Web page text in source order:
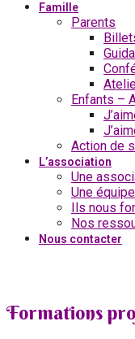
Famille
Parents
Enfants –
Action de
L’association
Une
Une
Ils nous
Nos
Nous contacter
Formations